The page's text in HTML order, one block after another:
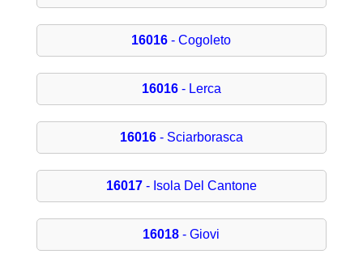
16016 - Cogoleto
16016- Lerca
16016- Sciarborasca
16017- Isola Del Cantone
16018 - Giovi